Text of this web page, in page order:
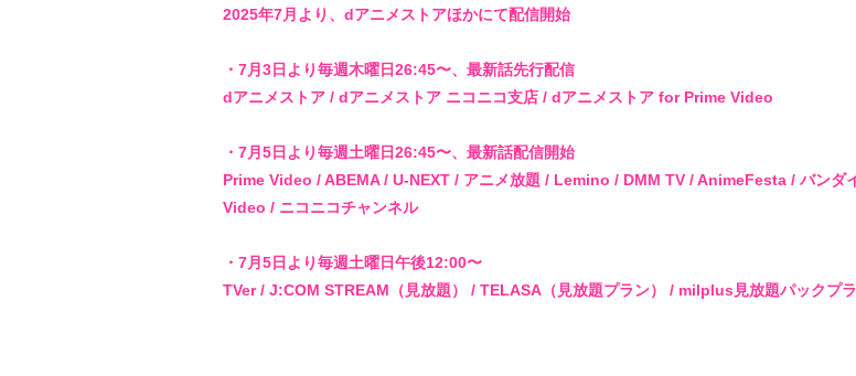
2025年7月より、dアニメストアほかにて配信開始
・7月3日より毎週木曜日26:45〜、最新話先行配信
dアニメストア / dアニメストア ニコニコ支店 / dアニメストア for Prime Video
・7月5日より毎週土曜日26:45〜、最新話配信開始
Prime Video / ABEMA / U-NEXT / アニメ放題 / Lemino / DMM TV / AnimeFesta / バン
Video / ニコニコチャンネル
・7月5日より毎週土曜日午後12:00〜
TVer / J:COM STREAM（見放題） / TELASA（見放題プラン） / milplus見放題パックプ